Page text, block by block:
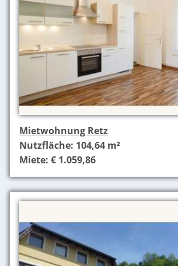
Mietwohnung Retz
Nutzfläche: 104,64 m²
Miete: € 1.059,86